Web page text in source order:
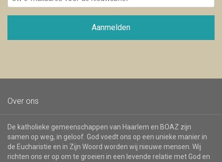
e-
mailadres
de
Aanmelden
Over ons
De katholieke gemeenschappen van Haarlem en BOAZ zijn
samen op weg, in geloof. God voedt ons op een unieke manier in
de Eucharistie en in Zijn Woord worden wij nieuwe mensen. Wij
richten ons er op om te groeien in een levende relatie met God en